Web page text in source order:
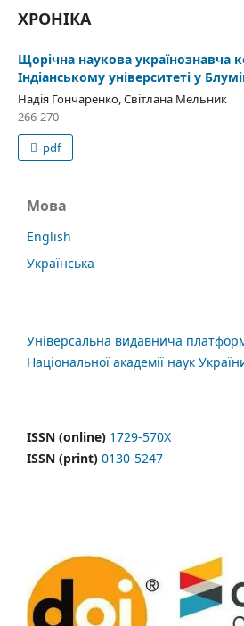
ХРОНІКА
Щорічна наукова українознавча
Індіанському університеті у
Надія Гончаренко, Світлана Мельник
266-270
pdf
Мова
English
Українська
Універсальна видавнича
Національної академії наук
ISSN (online) 1729-570X
ISSN (print) 0130-5247